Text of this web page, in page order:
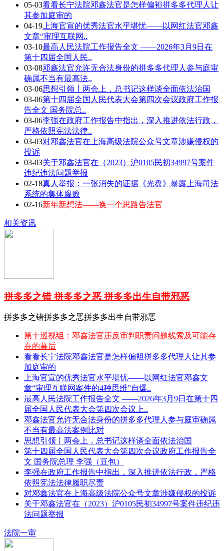
05-03看看长宁法院邓鑫法官是怎样偏袒拼多多代理人让
其参加庭审的
04-19 上海官宣的优秀法官水平堪忧——以网红法官邓鑫
文章“审理互联网..
03-10最高人民法院工作报告全文 ——2026年3月9日在
第十四届全国人民..
03-08邓鑫法官允许无合法身份的拼多多代理人参与庭审
确属不当有最高法..
03-06思想引领丨两会上，总书记这样谈全面依法治国
03-06第十四届全国人民代表大会第四次会议政府工作报
告全文 国务院总..
03-06李强在政府工作报告中指出，深入推进依法行政，
严格依照宪法法律..
03-03对邓鑫法官在上海高级法院公众号文章涉嫌侵权的
投诉
03-03关于邓鑫法官在（2023）沪0105民初34997号案件
违纪违法问题举报
02-18真人举报：一张消失的证据《光盘》暴露上海司法
系统的集体腐败
02-16新年新想法——换一个思路告法官
相关资讯
拼多多之错 拼多多之恶 拼多多出生自带邪恶
拼多多之错拼多多之恶拼多多出生自带邪恶
第十巡视组：邓鑫法官违反审判职责问题线索及可能存
在的幕后
看看长宁法院邓鑫法官是怎样偏袒拼多多代理人让其参
加庭审的
上海官宣的优秀法官水平堪忧——以网红法官邓鑫文
章“审理互联网案件的4种思维”自爆..
最高人民法院工作报告全文 ——2026年3月9日在第十四
届全国人民代表大会第四次会议上..
邓鑫法官允许无合法身份的拼多多代理人参与庭审确属
不当有最高法案例比对
思想引领丨两会上，总书记这样谈全面依法治国
第十四届全国人民代表大会第四次会议政府工作报告全
文 国务院总理 李强（豆包）
李强在政府工作报告中指出，深入推进依法行政，严格
依照宪法法律履职尽责
对邓鑫法官在上海高级法院公众号文章涉嫌侵权的投诉
关于邓鑫法官在（2023）沪0105民初34997号案件违纪违
法问题举报
法院一审